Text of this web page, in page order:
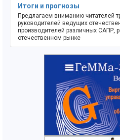
Итоги и прогнозы
Предлагаем вниманию читателей
руководителей ведущих
производителей различных САПР,
отечественном рынке